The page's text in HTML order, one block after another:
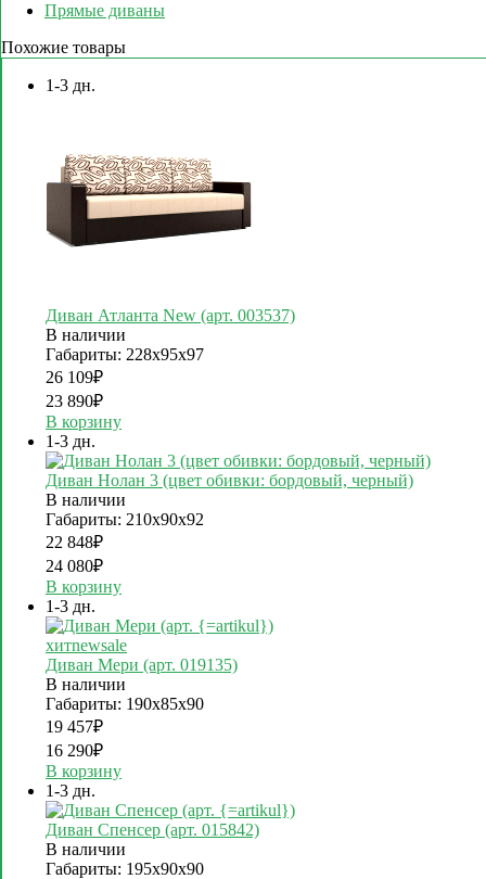
Прямые диваны
Похожие товары
1-3 дн.
Диван Атланта New (арт. 003537)
В наличии
Габариты: 228х95х97
26 109₽
23 890₽
В корзину
1-3 дн.
Диван Нолан 3 (цвет обивки: бордовый, черный)
В наличии
Габариты: 210х90х92
22 848₽
24 080₽
В корзину
1-3 дн.
хитnewsale
Диван Мери (арт. 019135)
В наличии
Габариты: 190х85х90
19 457₽
16 290₽
В корзину
1-3 дн.
Диван Спенсер (арт. 015842)
В наличии
Габариты: 195х90х90